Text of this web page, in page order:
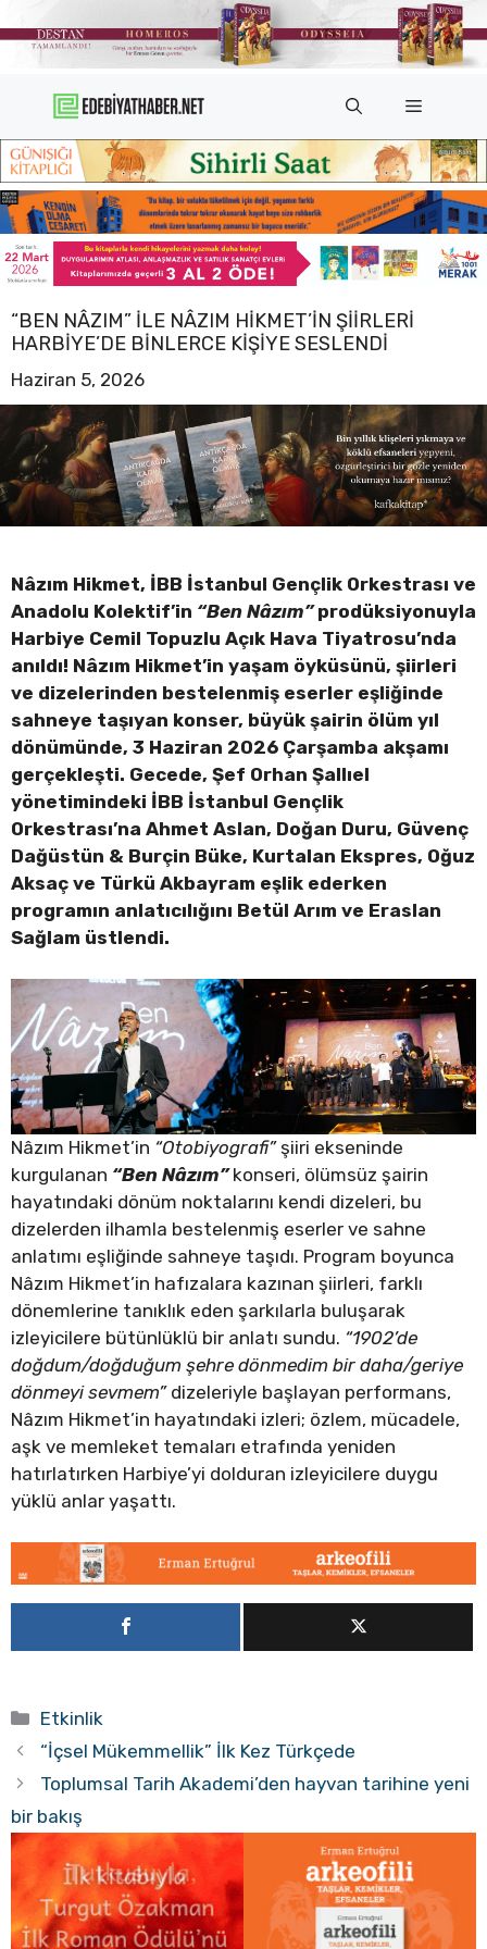
atla
Menü
“BEN NÂZIM” ILE NÂZIM HIKMET’IN ŞIIRLERI
HARBIYE’DE BINLERCE KIŞIYE SESLENDI
Haziran 5, 2026
Nâzım Hikmet, İBB İstanbul Gençlik Orkestrası ve
Anadolu Kolektif’in “Ben Nâzım”prodüksiyonuyla
Harbiye Cemil Topuzlu Açık Hava Tiyatrosu’nda
anıldı! Nâzım Hikmet’in yaşam öyküsünü, şiirleri
ve dizelerinden bestelenmiş eserler eşliğinde
sahneye taşıyan konser, büyük şairin ölüm yıl
dönümünde, 3 Haziran 2026 Çarşamba akşamı
gerçekleşti. Gecede, Şef Orhan Şallıel
yönetimindeki İBB İstanbul Gençlik
Orkestrası’na Ahmet Aslan, Doğan Duru, Güvenç
Dağüstün & Burçin Büke, Kurtalan Ekspres, Oğuz
Aksaç ve Türkü Akbayram eşlik ederken
programın anlatıcılığını Betül Arım ve Eraslan
Sağlam üstlendi.
Nâzım Hikmet’in “Otobiyografi”şiiri ekseninde
kurgulanan “Ben Nâzım”konseri, ölümsüz şairin
hayatındaki dönüm noktalarını kendi dizeleri, bu
dizelerden ilhamla bestelenmiş eserler ve sahne
anlatımı eşliğinde sahneye taşıdı. Program boyunca
Nâzım Hikmet’in hafızalara kazınan şiirleri, farklı
dönemlerine tanıklık eden şarkılarla buluşarak
izleyicilere bütünlüklü bir anlatı sundu. “1902’de
doğdum/doğduğum şehre dönmedim bir daha/geriye
dönmeyi sevmem” dizeleriyle başlayan performans,
Nâzım Hikmet’in hayatındaki izleri; özlem, mücadele,
aşk ve memleket temaları etrafında yeniden
hatırlatırken Harbiye’yi dolduran izleyicilere duygu
yüklü anlar yaşattı.
Kategoriler
Etkinlik
“İçsel Mükemmellik” İlk Kez Türkçede
Toplumsal Tarih Akademi’den hayvan tarihine yeni
bir bakış